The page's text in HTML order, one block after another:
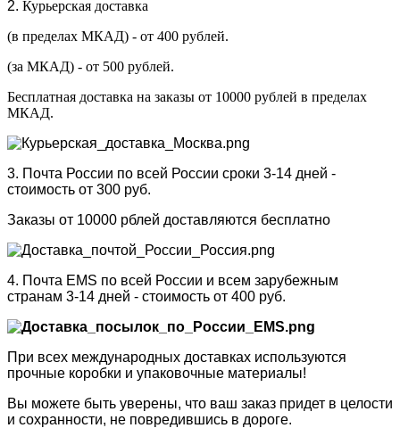
2. Курьерская доставка
(в пределах МКАД) - от 400 рублей.
(за МКАД) - от 500 рублей.
Бесплатная доставка на заказы от 10000 рублей в пределах
МКАД.
3. Почта России по всей России сроки 3-14 дней -
стоимость от 300 руб.
Заказы от 10000 рблей доставляются бесплатно
4. Почта EMS по всей России и всем зарубежным
странам 3-14 дней - стоимость от 400 руб.
При всех международных доставках используются
прочные коробки и упаковочные материалы!
Вы можете быть уверены, что ваш заказ придет в целости
и сохранности, не повредившись в дороге.